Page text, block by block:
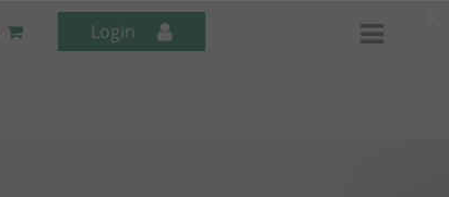
Login